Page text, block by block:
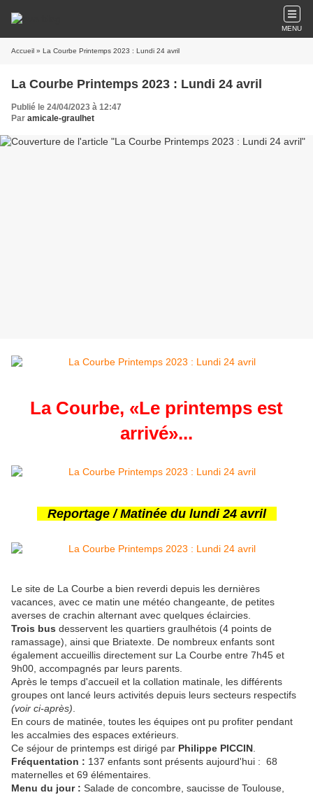
MENU
Accueil » La Courbe Printemps 2023 : Lundi 24 avril
La Courbe Printemps 2023 : Lundi 24 avril
Publié le 24/04/2023 à 12:47
Par amicale-graulhet
La Courbe, «Le printemps est
arrivé»...
Reportage / Matinée du lundi 24 avril
Le site de La Courbe a bien reverdi depuis les dernières
vacances, avec ce matin une météo changeante, de petites
averses de crachin alternant avec quelques éclaircies.
Trois bus desservent les quartiers graulhétois (4 points de
ramassage), ainsi que Briatexte. De nombreux enfants sont
également accueillis directement sur La Courbe entre 7h45 et
9h00, accompagnés par leurs parents.
Après le temps d'accueil et la collation matinale, les différents
groupes ont lancé leurs activités depuis leurs secteurs respectifs
(voir ci-après)
En cours de matinée, toutes les équipes ont pu profiter pendant
les accalmies des espaces extérieurs.
Ce séjour de printemps est dirigé par Philippe PICCIN
Fréquentation : 137 enfants sont présents aujourd'hui : 68
maternelles et 69 élémentaires.
Menu du jour : Salade de concombre, saucisse de Toulouse,